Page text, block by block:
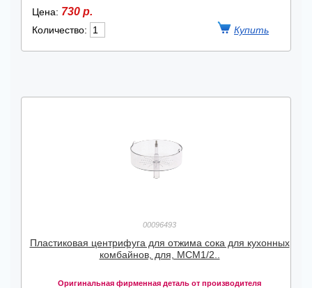
Цена: 730 р.
Количество:
00096493
Пластиковая центрифуга для отжима сока для кухонных
комбайнов, для, MCM1/2..
Оригинальная фирменная деталь от производителя